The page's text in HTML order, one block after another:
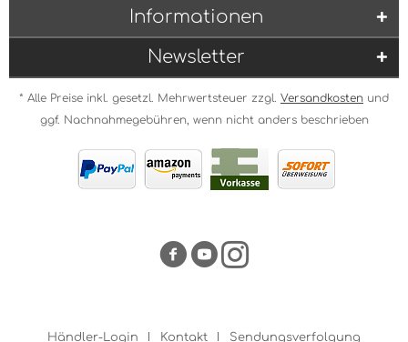
Informationen
Newsletter
* Alle Preise inkl. gesetzl. Mehrwertsteuer zzgl. Versandkosten und
ggf. Nachnahmegebühren, wenn nicht anders beschrieben
Händler-Login Kontakt Sendungsverfolgung